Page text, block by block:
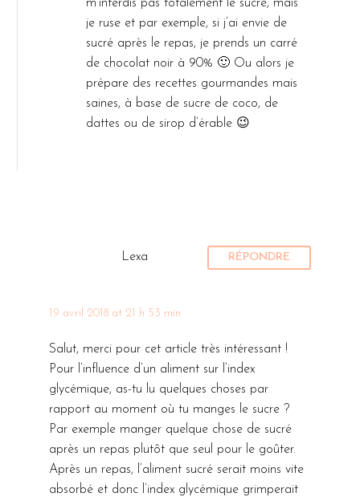
m’interdis pas totalement le sucre, mais
je ruse et par exemple, si j’ai envie de
sucré après le repas, je prends un carré
de chocolat noir à 90% 🙂 Ou alors je
prépare des recettes gourmandes mais
saines, à base de sucre de coco, de
dattes ou de sirop d’érable 😉
Lexa
19 avril 2018 at 21 h 53 min
RÉPONDRE
Salut, merci pour cet article très intéressant !
Pour l’influence d’un aliment sur l’index
glycémique, as-tu lu quelques choses par
rapport au moment où tu manges le sucre ?
Par exemple manger quelque chose de sucré
après un repas plutôt que seul pour le goûter.
Après un repas, l’aliment sucré serait moins vite
absorbé et donc l’index glycémique grimperait